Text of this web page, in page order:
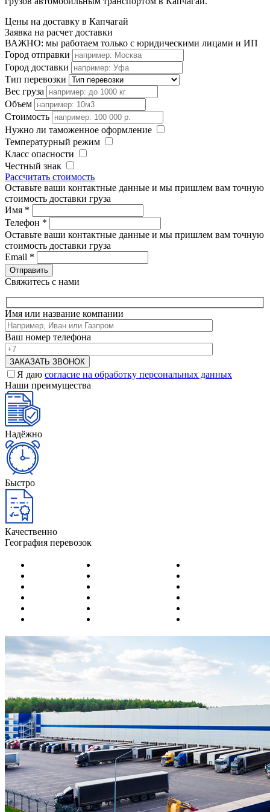
Цены на доставку в Капчагай
Заявка на расчет доставки
ВАЖНО: мы работаем только с юридическими лицами и ИП
Город отправки
Город доставки
Тип перевозки
Вес груза
Объем
Стоимость
Нужно ли таможенное оформление
Температурный режим
Класс опасности
Честный знак
Рассчитать стоимость
Оставьте ваши контактные данные и мы пришлем вам точную
стоимость доставки груза
Имя *
Телефон *
Оставьте ваши контактные данные и мы пришлем вам точную
стоимость доставки груза
Email *
Свяжитесь с нами
Имя или название компании
Ваш номер телефона
Я даю согласие на обработку персональных данных
Наши преимущества
Надёжно
Быстро
Качественно
География перевозок